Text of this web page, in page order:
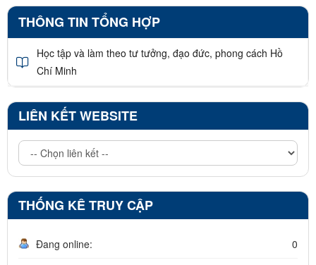
THÔNG TIN TỔNG HỢP
Học tập và làm theo tư tưởng, đạo đức, phong cách Hồ
Chí Minh
LIÊN KẾT WEBSITE
THỐNG KÊ TRUY CẬP
Đang online: 0